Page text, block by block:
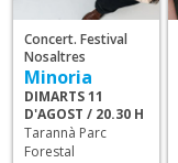
Concert. Festival
Nosaltres
Minoria
DIMARTS 11
D'AGOST / 20.30 H
Tarannà Parc
Forestal